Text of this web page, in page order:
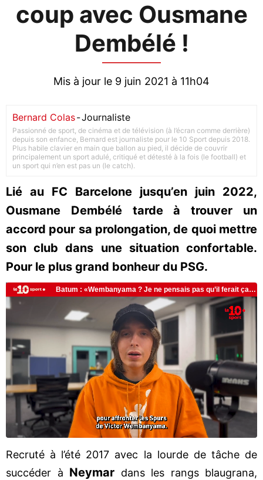
coup avec Ousmane
Dembélé !
Mis à jour le 9 juin 2021 à 11h04
Bernard Colas-Journaliste
Passionné de sport, de cinéma et de télévision (à l’écran comme derrière)
depuis son enfance, Bernard est journaliste pour le 10 Sport depuis 2018.
Plus habile clavier en main que ballon au pied, il décide de couvrir
principalement un sport adulé, critiqué et détesté à la fois (le football) et
un sport qui n’en est pas un (le catch).
Lié au FC Barcelone jusqu’en juin 2022,
Ousmane Dembélé tarde à trouver un
accord pour sa prolongation, de quoi mettre
son club dans une situation confortable.
Pour le plus grand bonheur du PSG.
Recruté à l’été 2017 avec la lourde de tâche de
succéder à Neymar dans les rangs blaugrana,